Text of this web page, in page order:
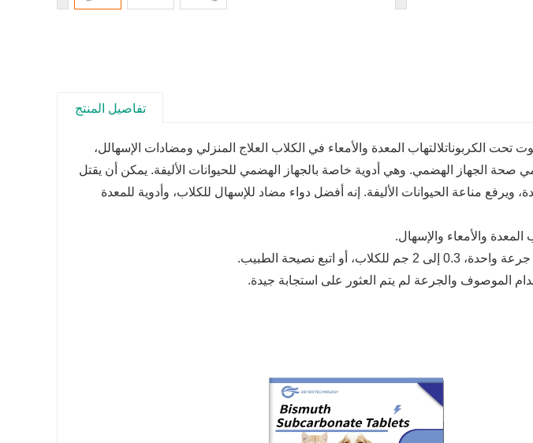
تفاصيل المنتج
تحت الكربوناتلالتهاب المعدة والأمعاء في الكلاب العلاج المنزلي ومضادات الإسهالل،
الجهاز الهضمي. وهي أدوية خاصة بالجهاز الهضمي للحيوانات الأليفة. يمكن أن يقتل
ويرفع مناعة الحيوانات الأليفة. إنه أفضل دواء مضاد للإسهال للكلاب، وأدوية للمعدة
المعدة والأمعاء والإسهال.
أو اتبع نصيحة الطبيب.
الموصوف والجرعة لم يتم العثور على استجابة جيدة.